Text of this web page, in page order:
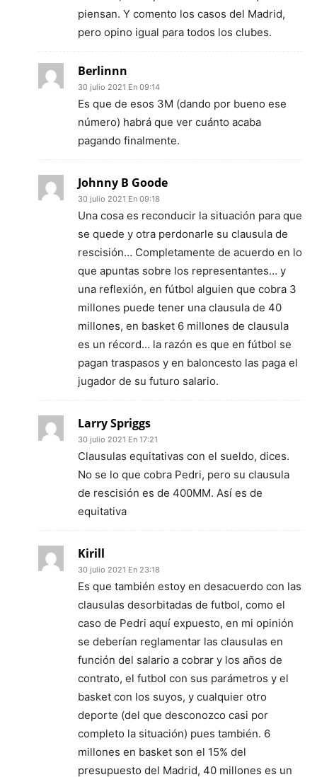
piensan. Y comento los casos del Madrid,
pero opino igual para todos los clubes.
Berlinnn
30 julio 2021 En 09:14
Es que de esos 3M (dando por bueno ese
número) habrá que ver cuánto acaba
pagando finalmente.
Johnny B Goode
30 julio 2021 En 09:18
Una cosa es reconducir la situación para que
se quede y otra perdonarle su clausula de
rescisión… Completamente de acuerdo en lo
que apuntas sobre los representantes… y
una reflexión, en fútbol alguien que cobra 3
millones puede tener una clausula de 40
millones, en basket 6 millones de clausula
es un récord… la razón es que en fútbol se
pagan traspasos y en baloncesto las paga el
jugador de su futuro salario.
Larry Spriggs
30 julio 2021 En 17:21
Clausulas equitativas con el sueldo, dices.
No se lo que cobra Pedri, pero su clausula
de rescisión es de 400MM. Así es de
equitativa
Kirill
30 julio 2021 En 23:18
Es que también estoy en desacuerdo con las
clausulas desorbitadas de futbol, como el
caso de Pedri aquí expuesto, en mi opinión
se deberían reglamentar las clausulas en
función del salario a cobrar y los años de
contrato, el futbol con sus parámetros y el
basket con los suyos, y cualquier otro
deporte (del que desconozco casi por
completo la situación) pues también. 6
millones en basket son el 15% del
presupuesto del Madrid, 40 millones es un